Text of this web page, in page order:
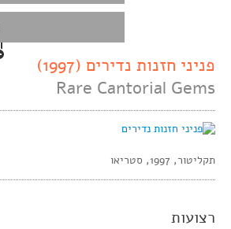
פניני חזנות נדירים (1997)
Rare Cantorial Gems
תקליטור, 1997, סטריאו
רצועות